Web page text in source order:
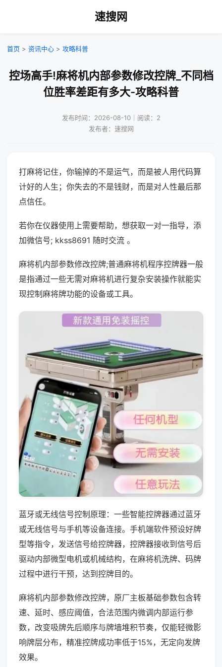
速搜网
首页 > 资讯中心 > 攻略科普
控场高手!麻将机内部参数修改控牌_不同档
位胜率差距有多大-攻略科普
发布时间：2026-08-10｜阅读：2
发布者：速搜网
打麻将记住，你输掉的不是运气，而是被人用代码算
计好的人生；你失去的不是钱财，而是对人性最后那
点信任。
若你在仪器使用上需要帮助，想获取一对一指导，添
加微信号; kkss8691 随时交流 。
麻将机内部参数修改控牌;普通麻将机程序控牌器一般
是指通过一些无需对麻将机进行复杂安装操作就能实
现控制麻将牌功能的设备或工具。
蓝牙或无线信号控制原理：一些智能控牌器通过蓝牙
或无线信号与手机等设备连接。手机端软件预设好牌
型等指令，发送信号给控牌器，控牌器接收到信号后
驱动内部微型电机或机械结构，在麻将机洗牌、码牌
过程中进行干预，达到控牌目的。
麻将机内部参数修改控牌，原厂主板基础参数包含转
速、延时、感应阈值，合法范围内微调内部运行参
数，改变吸牌先后顺序与牌墙堆积节奏，仅能轻微影
响牌层分布，精准控牌成功率低于15%，无定向发牌
效果。